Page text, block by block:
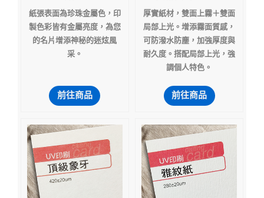
紙張表面為珍珠金屬色，印
製色彩皆有金屬亮度，為您
的名片增添神秘的迷炫風
采。
前往商品
厚實紙材，雙面上霧＋雙面
局部上光。增添霧面質感，
可防潑水防塵，加強厚度與
耐久度。搭配局部上光，強
調個人特色。
前往商品